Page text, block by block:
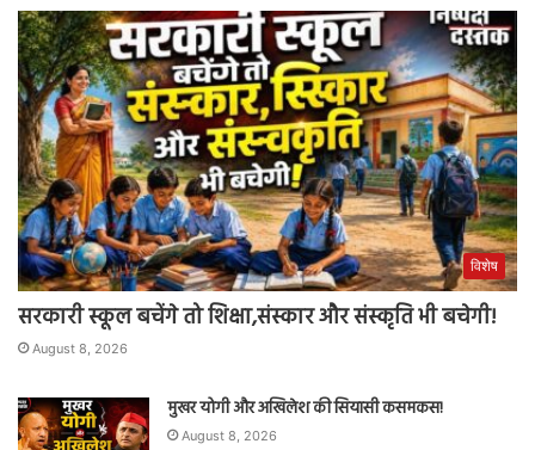
विशेष
सरकारी स्कूल बचेंगे तो शिक्षा,संस्कार और संस्कृति भी बचेगी!
August 8, 2026
मुखर योगी और अखिलेश की सियासी कसमकस!
August 8, 2026